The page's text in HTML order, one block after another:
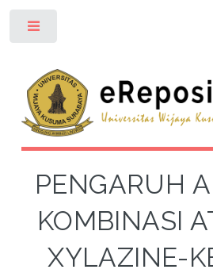
PENGARUH
KOMBINASI
XYLAZINE-